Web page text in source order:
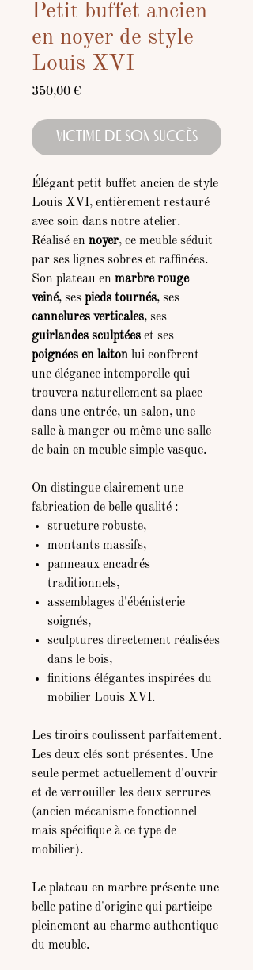
Petit buffet ancien
en noyer de style
Louis XVI
350,00 €Prix
VICTIME DE SON SUCCÈS
Élégant petit buffet ancien de style
Louis XVI, entièrement restauré
avec soin dans notre atelier.
Réalisé en noyer, ce meuble séduit
par ses lignes sobres et raffinées.
Son plateau en marbre rouge
veiné, ses pieds tournés, ses
cannelures verticales, ses
guirlandes sculptées et ses
poignées en laiton lui confèrent
une élégance intemporelle qui
trouvera naturellement sa place
dans une entrée, un salon, une
salle à manger ou même une salle
de bain en meuble simple vasque.
On distingue clairement une
fabrication de belle qualité :
structure robuste,
montants massifs,
panneaux encadrés
traditionnels,
assemblages d'ébénisterie
soignés,
sculptures directement réalisées
dans le bois,
finitions élégantes inspirées du
mobilier Louis XVI.
Les tiroirs coulissent parfaitement.
Les deux clés sont présentes. Une
seule permet actuellement d'ouvrir
et de verrouiller les deux serrures
(ancien mécanisme fonctionnel
mais spécifique à ce type de
mobilier).
Le plateau en marbre présente une
belle patine d'origine qui participe
pleinement au charme authentique
du meuble.